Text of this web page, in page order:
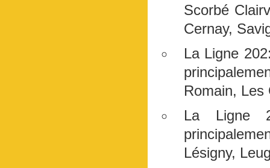
Scorbé
Cernay,
La Ligne
Romain,
La Ligne
Lésigny,